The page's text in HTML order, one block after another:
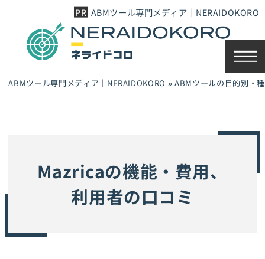
ABMツール専門メディア｜NERAIDOKORO
ABMツール専門メディア｜NERAIDOKORO »ABMツールの目的別・
Mazricaの機能・費用、
利用者の口コミ